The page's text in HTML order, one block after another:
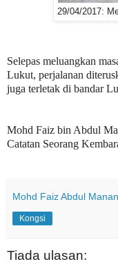
29/04/2017:
Selepas meluangkan
Lukut, perjalanan
juga terletak di bandar
Mohd Faiz bin Abdul
Catatan Seorang
Mohd Faiz Abdul Manan
Kongsi
Tiada ulasan: